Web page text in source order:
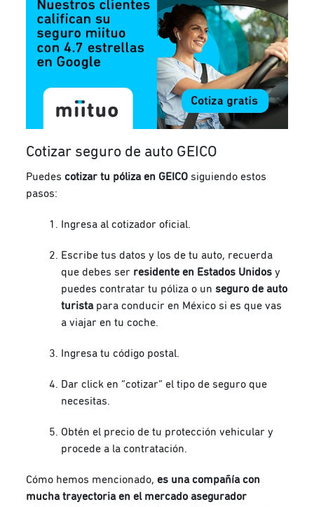
Cotizar seguro de auto GEICO
Puedescotizar tu póliza en GEICO siguiendo estos
pasos:
Ingresa al cotizador oficial.
Escribe tus datos y los de tu auto, recuerda
que debes ser residente en Estados Unidosy
puedes contratar tu póliza o unseguro de auto
turista para conducir en México si es que vas
a viajar en tu coche.
Ingresa tu código postal.
Dar click en “cotizar” el tipo de seguro que
necesitas.
Obtén el precio de tu protección vehicular y
procede a la contratación.
Cómo hemos mencionado,es una compañía con
mucha trayectoria en el mercado asegurador